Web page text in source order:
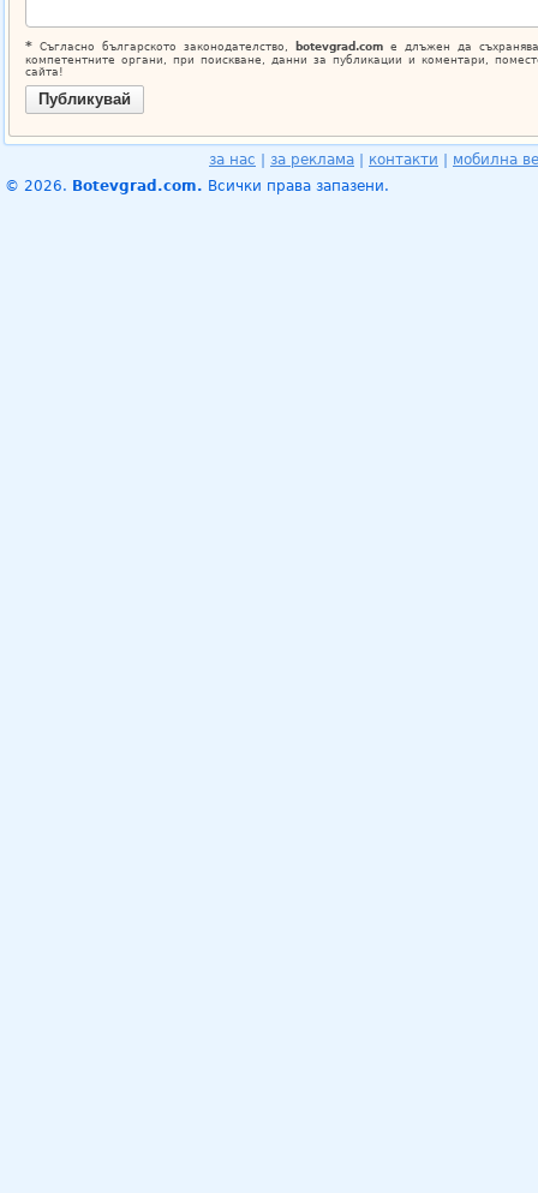
*Съгласно българското законодателство, botevgrad.comе длъжен да
компетентните органи, при поискване, данни за публикации и коментари,
сайта!
за нас за реклама контакти
мобилна
© 2026. Botevgrad.com. Всички права запазени.